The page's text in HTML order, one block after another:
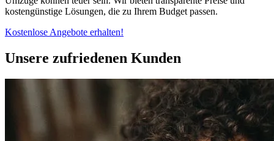
kostengünstige Lösungen, die zu Ihrem Budget passen.
Kostenlose Angebote erhalten!
Unsere zufriedenen Kunden